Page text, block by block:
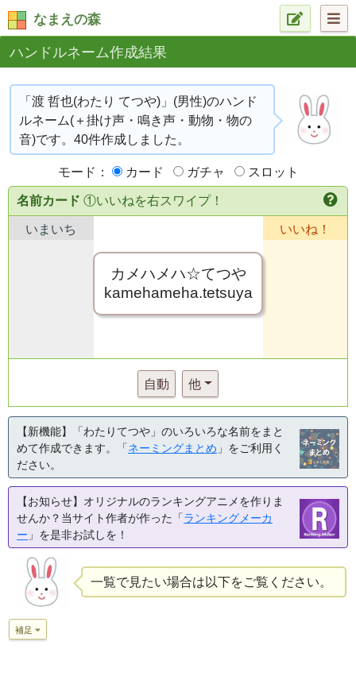
なまえの森
ハンドルネーム作成結果
「渡 哲也(わたり てつや)」(男性)のハンド
ルネーム(＋掛け声・鳴き声・動物・物の
音)です。40件作成しました。
モード： カード ガチャ スロット
名前カード ①いいねを右スワイプ！
いまいち
カメハメハ☆てつや
kamehameha.tetsuya
いいね！
自動 他
【新機能】「わたりてつや」のいろいろな名前をまと
めて作成できます。「ネーミングまとめ 」をご利用く
ださい。
【お知らせ】オリジナルのランキングアニメを作りま
せんか？当サイト作者が作った「ランキングメーカ
ー 」を是非お試しを！
一覧で見たい場合は以下をご覧ください。
補足